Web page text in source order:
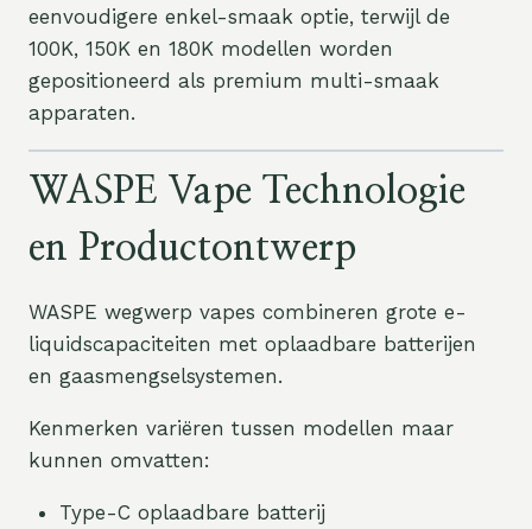
eenvoudigere enkel-smaak optie, terwijl de
100K, 150K en 180K modellen worden
gepositioneerd als premium multi-smaak
apparaten.
WASPE Vape Technologie
en Productontwerp
WASPE wegwerp vapes combineren grote e-
liquidscapaciteiten met oplaadbare batterijen
en gaasmengselsystemen.
Kenmerken variëren tussen modellen maar
kunnen omvatten:
Type-C oplaadbare batterij